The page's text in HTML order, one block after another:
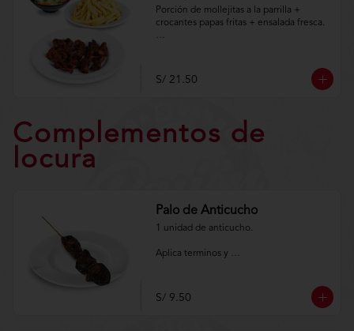
Porción de mollejitas a la parrilla +
crocantes papas fritas + ensalada fresca.
m/TYCGenerales
S/ 21.50
Complementos de
locura
Palo de Anticucho
1 unidad de anticucho.
Aplica terminos y
S/ 9.50